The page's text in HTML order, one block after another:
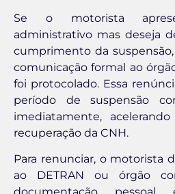
Se o motorista
administrativo mas deseja
cumprimento da
comunicação formal ao
foi protocolado. Essa
período de suspensão
imediatamente,
recuperação da CNH.
Para renunciar, o motorista
ao DETRAN ou órgão